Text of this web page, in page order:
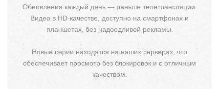
Обновления каждый день — раньше телетрансляции.
Видео в HD-качестве, доступно на смартфонах и
планшетах, без надоедливой рекламы.
Новые серии находятся на наших серверах, что
обеспечивает просмотр без блокировок и с отличным
качеством.